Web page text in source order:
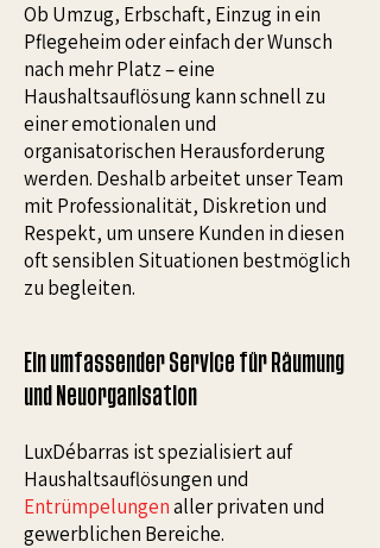
Ob Umzug, Erbschaft, Einzug in ein
Pflegeheim oder einfach der Wunsch
nach mehr Platz – eine
Haushaltsauflösung kann schnell zu
einer emotionalen und
organisatorischen Herausforderung
werden. Deshalb arbeitet unser Team
mit Professionalität, Diskretion und
Respekt, um unsere Kunden in diesen
oft sensiblen Situationen bestmöglich
zu begleiten.
Ein umfassender Service für Räumung
und Neuorganisation
LuxDébarras ist spezialisiert auf
Haushaltsauflösungen und
Entrümpelungenaller privaten und
gewerblichen Bereiche.